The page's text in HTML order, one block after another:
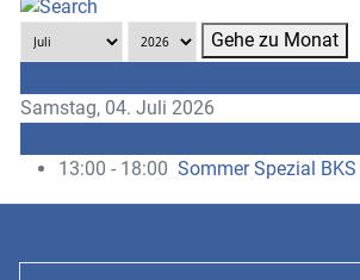
Gehe zu Monat
Samstag, 04. Juli 2026
13:00 - 18:00 Sommer Spezial BKS